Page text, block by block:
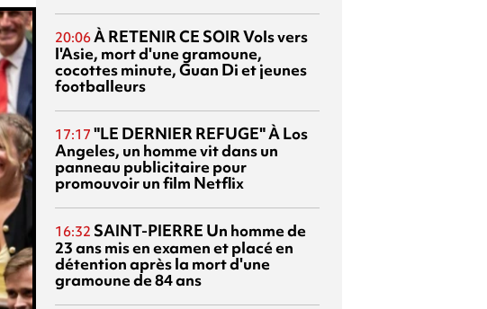
20:06À RETENIR CE SOIRVols vers
l'Asie, mort d'une gramoune,
cocottes minute, Guan Di et jeunes
footballeurs
17:17 "LE DERNIER REFUGE"À Los
Angeles, un homme vit dans un
panneau publicitaire pour
promouvoir un film Netflix
16:32 SAINT-PIERRE Un homme de
23 ans mis en examen et placé en
détention après la mort d'une
gramoune de 84 ans